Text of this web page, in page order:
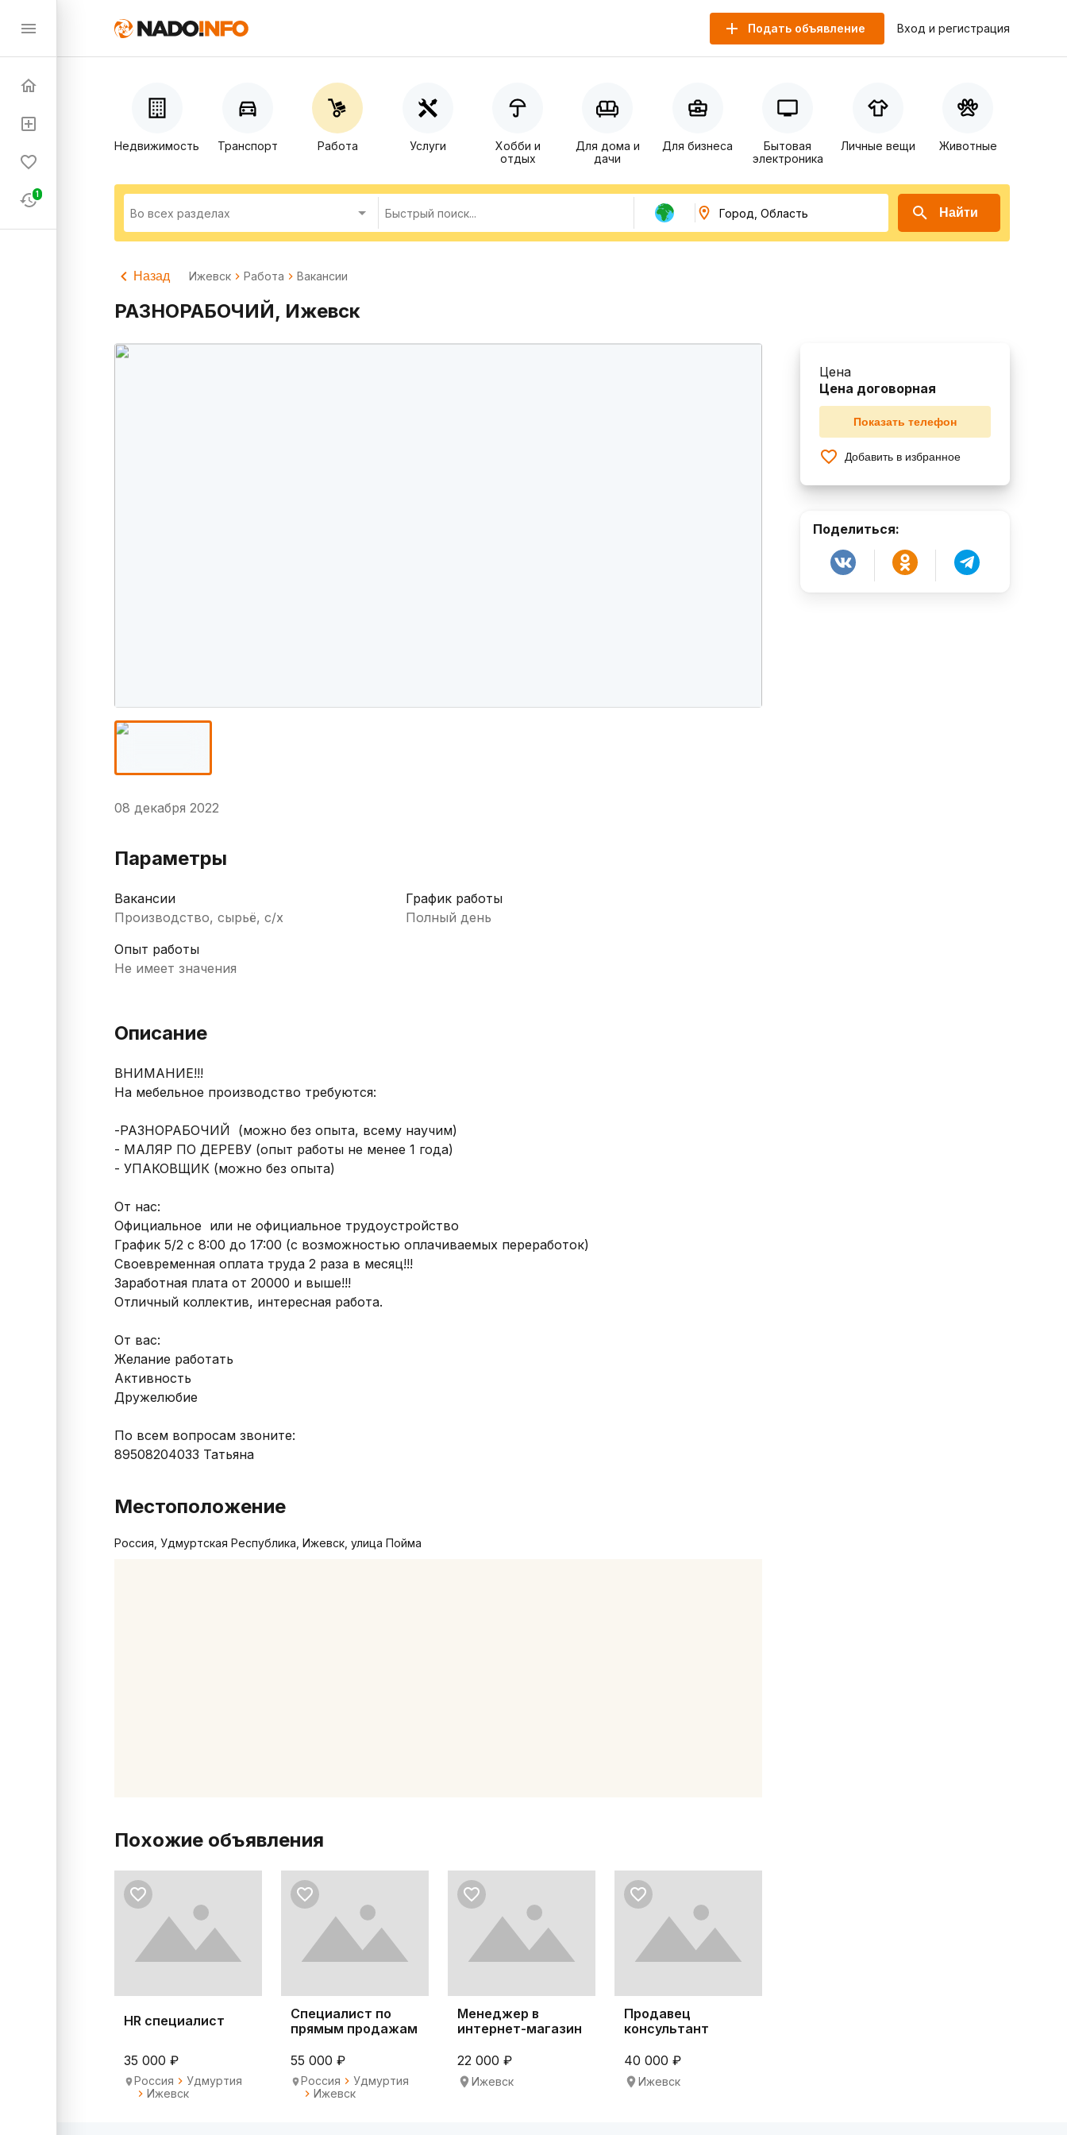
Подать объявление Вход и регистрация
1
Недвижимость Транспорт Работа Услуги
Хобби и
отдых
Для дома и
дачи
Для бизнеса
Бытовая
электроника
Личные вещи Животные
Найти
Назад Ижевск Работа Вакансии
РАЗНОРАБОЧИЙ, Ижевск
Цена
Цена договорная
Показать телефон
Добавить в избранное
Поделиться:
08 декабря 2022
Параметры
Вакансии
Производство, сырьё, с/х
График работы
Полный день
Опыт работы
Не имеет значения
Описание
ВНИМАНИЕ!!!
На мебельное производство требуются:
-РАЗНОРАБОЧИЙ  (можно без опыта, всему научим)
- МАЛЯР ПО ДЕРЕВУ (опыт работы не менее 1 года)
- УПАКОВЩИК (можно без опыта)
От нас:
Официальное  или не официальное трудоустройство
График 5/2 с 8:00 до 17:00 (с возможностью оплачиваемых переработок)
Своевременная оплата труда 2 раза в месяц!!!
Заработная плата от 20000 и выше!!!
Отличный коллектив, интересная работа.
От вас:
Желание работать
Активность
Дружелюбие
По всем вопросам звоните:
Местоположение
Россия, Удмуртская Республика, Ижевск, улица Пойма
Похожие объявления
HR специалист
35 000 ₽
Россия
Удмуртия
Ижевск
Специалист по
прямым продажам
55 000 ₽
Россия
Удмуртия
Ижевск
Менеджер в
интернет-магазин
22 000 ₽
Ижевск
Продавец
консультант
40 000 ₽
Ижевск